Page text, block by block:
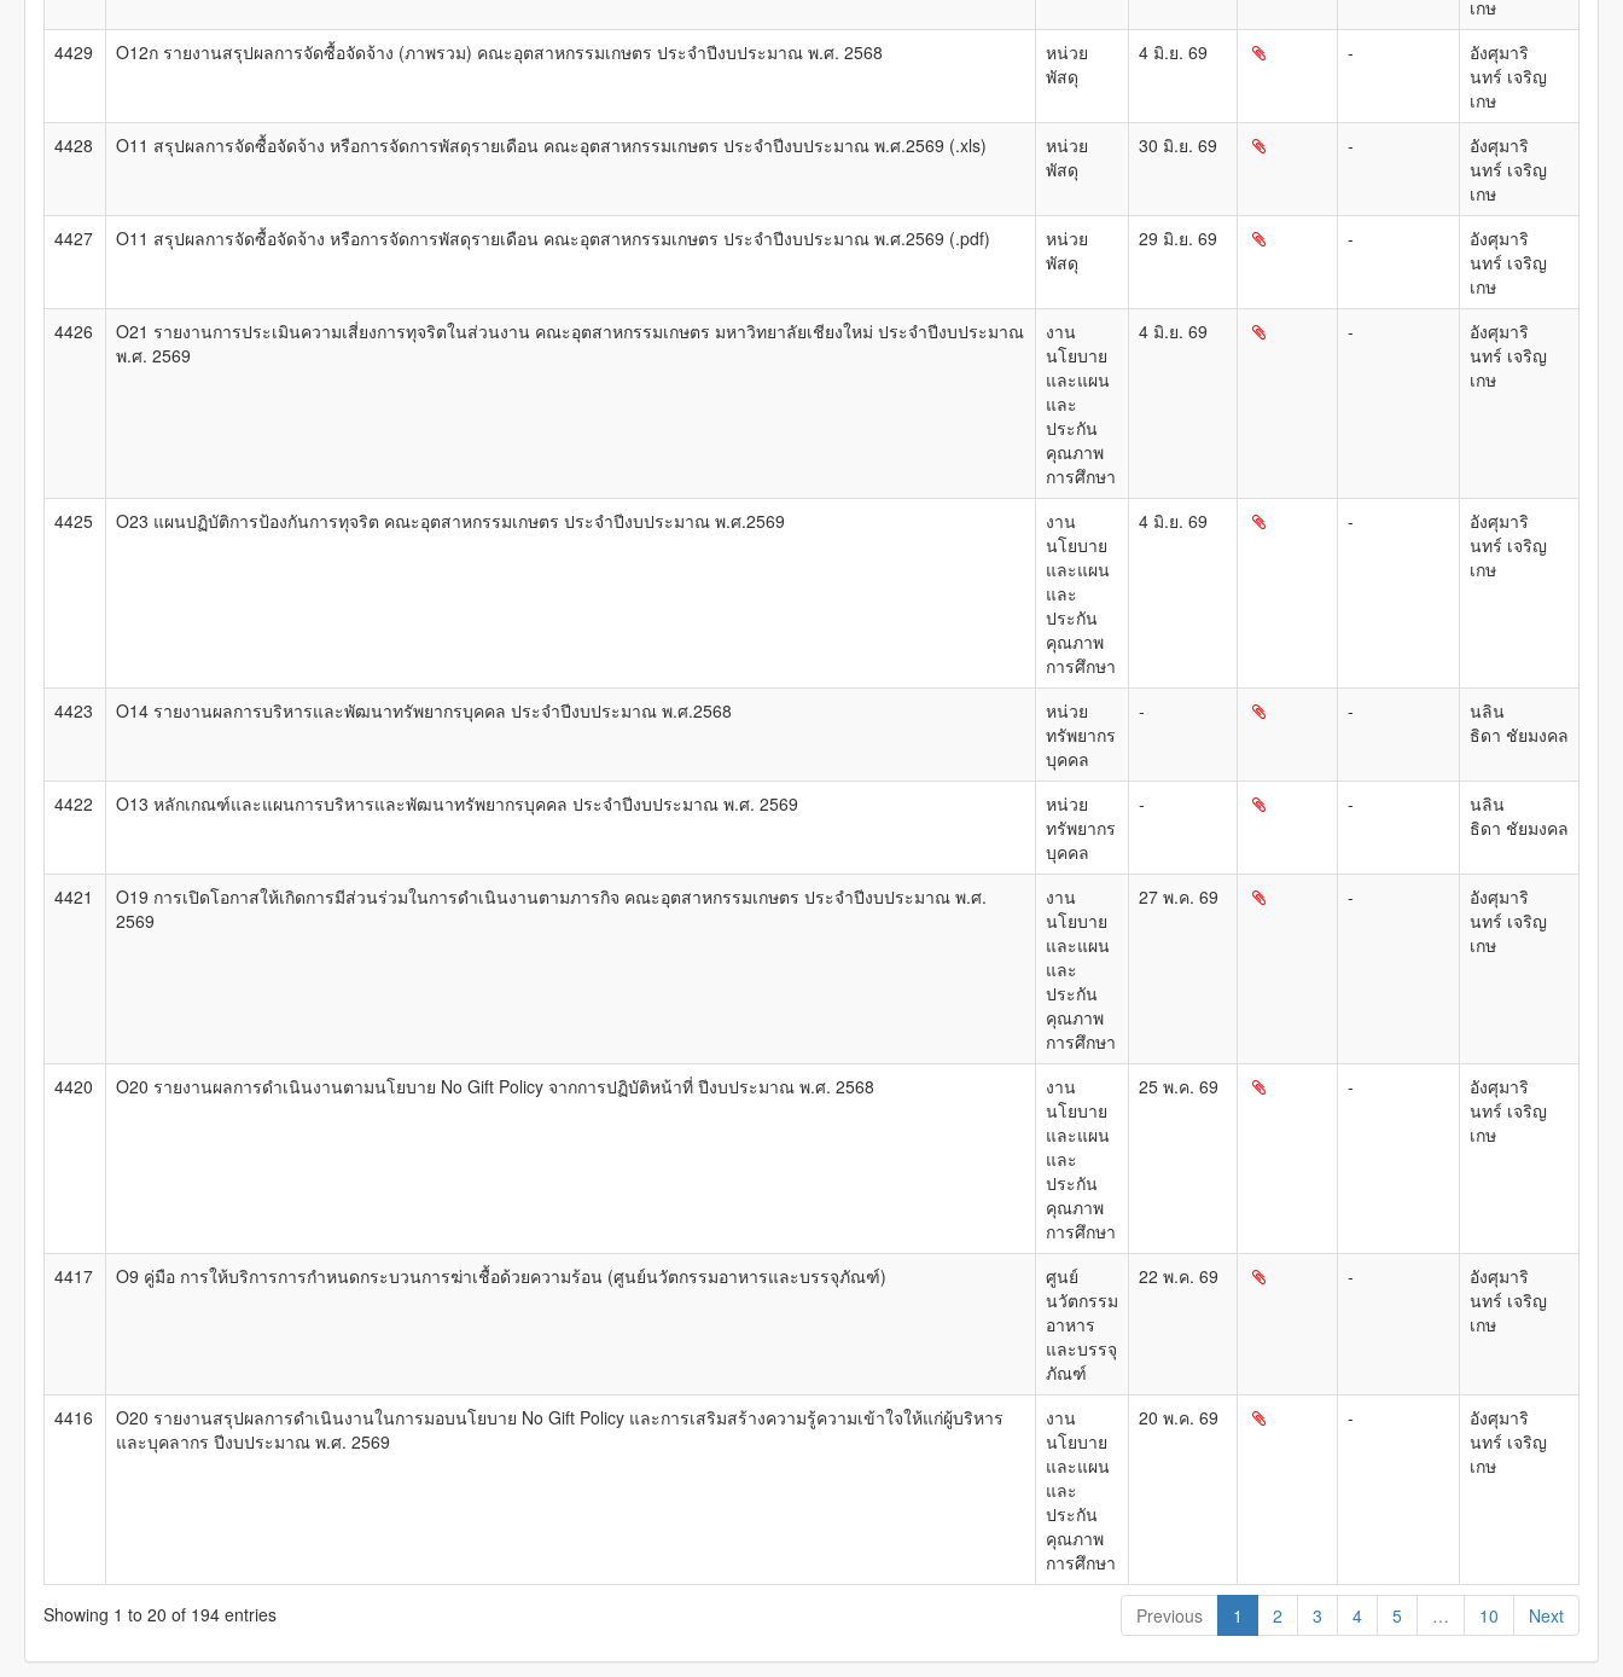
เกษ
4429
O12ก รายงานสรุปผลการจัดซื้อจัดจ้าง (ภาพรวม) คณะอุตสาหกรรมเกษตร ประจำปีงบประมาณ พ.ศ. 2568
หน่วย
พัสดุ
4 มิ.ย. 69 -
อังศุมาริ
นทร์ เจริญ
เกษ
4428
O11 สรุปผลการจัดซื้อจัดจ้าง หรือการจัดการพัสดุรายเดือน คณะอุตสาหกรรมเกษตร ประจำปีงบประมาณ พ.ศ.2569 (.xls)
หน่วย
พัสดุ
30 มิ.ย. 69 -
อังศุมาริ
นทร์ เจริญ
เกษ
4427
O11 สรุปผลการจัดซื้อจัดจ้าง หรือการจัดการพัสดุรายเดือน คณะอุตสาหกรรมเกษตร ประจำปีงบประมาณ พ.ศ.2569 (.pdf)
หน่วย
พัสดุ
29 มิ.ย. 69 -
อังศุมาริ
นทร์ เจริญ
เกษ
4426
O21 รายงานการประเมินความเสี่ยงการทุจริตในส่วนงาน คณะอุตสาหกรรมเกษตร มหาวิทยาลัยเชียงใหม่ ประจำปีงบประมาณ
พ.ศ. 2569
งาน
นโยบาย
และแผน
และ
ประกัน
คุณภาพ
การศึกษา
4 มิ.ย. 69 -
อังศุมาริ
นทร์ เจริญ
เกษ
4425 O23 แผนปฏิบัติการป้องกันการทุจริต คณะอุตสาหกรรมเกษตร ประจำปีงบประมาณ พ.ศ.2569
งาน
นโยบาย
และแผน
และ
ประกัน
คุณภาพ
การศึกษา
4 มิ.ย. 69 -
อังศุมาริ
นทร์ เจริญ
เกษ
4423 O14 รายงานผลการบริหารและพัฒนาทรัพยากรบุคคล ประจำปีงบประมาณ พ.ศ.2568
หน่วย
ทรัพยากร
บุคคล
- -
นลิน
ธิดา ชัยมงคล
4422 O13 หลักเกณฑ์และแผนการบริหารและพัฒนาทรัพยากรบุคคล ประจำปีงบประมาณ พ.ศ. 2569
หน่วย
ทรัพยากร
บุคคล
- -
นลิน
ธิดา ชัยมงคล
4421
O19 การเปิดโอกาสให้เกิดการมีส่วนร่วมในการดำเนินงานตามภารกิจ คณะอุตสาหกรรมเกษตร ประจำปีงบประมาณ พ.ศ.
2569
งาน
นโยบาย
และแผน
และ
ประกัน
คุณภาพ
การศึกษา
27 พ.ค. 69 -
อังศุมาริ
นทร์ เจริญ
เกษ
4420 O20 รายงานผลการดำเนินงานตามนโยบาย No Gift Policy จากการปฏิบัติหน้าที่ ปีงบประมาณ พ.ศ. 2568
งาน
นโยบาย
และแผน
และ
ประกัน
คุณภาพ
การศึกษา
25 พ.ค. 69 -
อังศุมาริ
นทร์ เจริญ
เกษ
4417 O9 คู่มือ การให้บริการการกำหนดกระบวนการฆ่าเชื้อด้วยความร้อน (ศูนย์นวัตกรรมอาหารและบรรจุภัณฑ์)
ศูนย์
นวัตกรรม
อาหาร
และบรรจุ
ภัณฑ์
22 พ.ค. 69 -
อังศุมาริ
นทร์ เจริญ
เกษ
4416
O20 รายงานสรุปผลการดำเนินงานในการมอบนโยบาย No Gift Policy และการเสริมสร้างความรู้ความเข้าใจให้แก่ผู้บริหาร
และบุคลากร ปีงบประมาณ พ.ศ. 2569
งาน
นโยบาย
และแผน
และ
ประกัน
คุณภาพ
การศึกษา
20 พ.ค. 69 -
อังศุมาริ
นทร์ เจริญ
เกษ
Showing 1 to 20 of 194 entries Previous 1 2 3 4 5 … 10 Next